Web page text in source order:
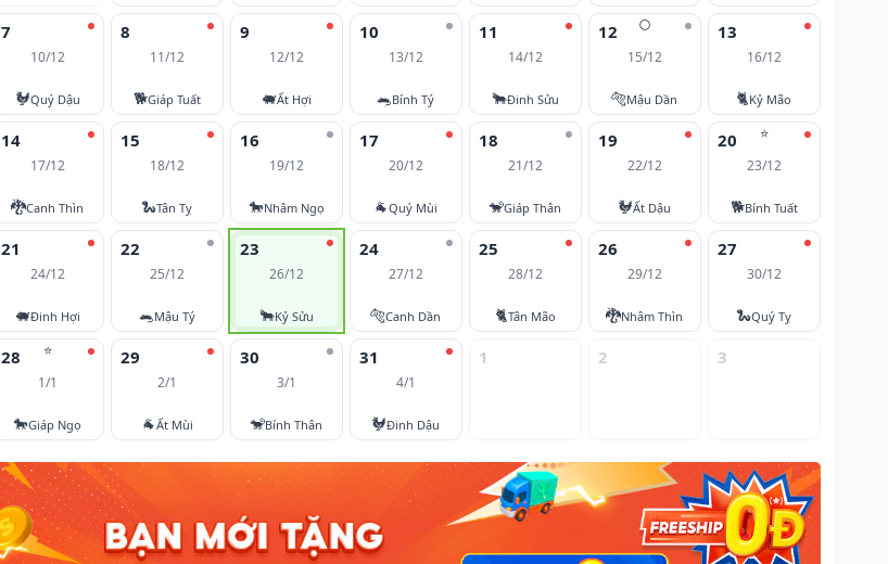
7
10/12
🐓Quý Dậu
8
11/12
🐕Giáp Tuất
9
12/12
🐖Ất Hợi
10
13/12
🐀Bính Tý
11
14/12
🐂Đinh Sửu
🌕
12
15/12
🐅Mậu Dần
13
16/12
🐈Kỷ Mão
14
17/12
🐉Canh Thìn
15
18/12
🐍Tân Tỵ
16
19/12
🐎Nhâm Ngọ
17
20/12
🐐Quý Mùi
18
21/12
🐒Giáp Thân
19
22/12
🐓Ất Dậu
⭐
20
23/12
🐕Bính Tuất
21
24/12
🐖Đinh Hợi
22
25/12
🐀Mậu Tý
23
26/12
🐂Kỷ Sửu
24
27/12
🐅Canh Dần
25
28/12
🐈Tân Mão
26
29/12
🐉Nhâm Thìn
27
30/12
🐍Quý Tỵ
⭐
28
1/1
🐎Giáp Ngọ
29
2/1
🐐Ất Mùi
30
3/1
🐒Bính Thân
31
4/1
🐓Đinh Dậu
1 2 3